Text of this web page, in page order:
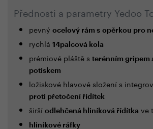
Přednosti a parametry Yedoo
pevný ocelový rám s opěrkou pro
rychlá 14palcová kola
prémiové pláště s terénním gripem
potiskem
ložiskové hlavové složení s
proti přetočení řídítek
širší odlehčená hliníková řídítka ve
hliníkové ráfky